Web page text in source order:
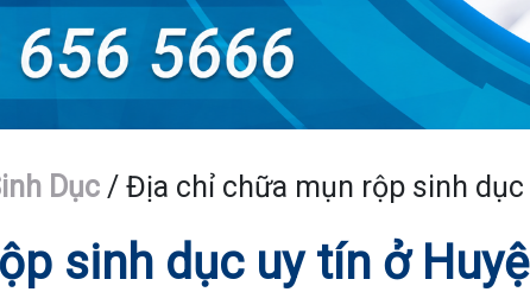
Dục / Địa chỉ chữa mụn rộp sinh dục
sinh dục uy tín ở